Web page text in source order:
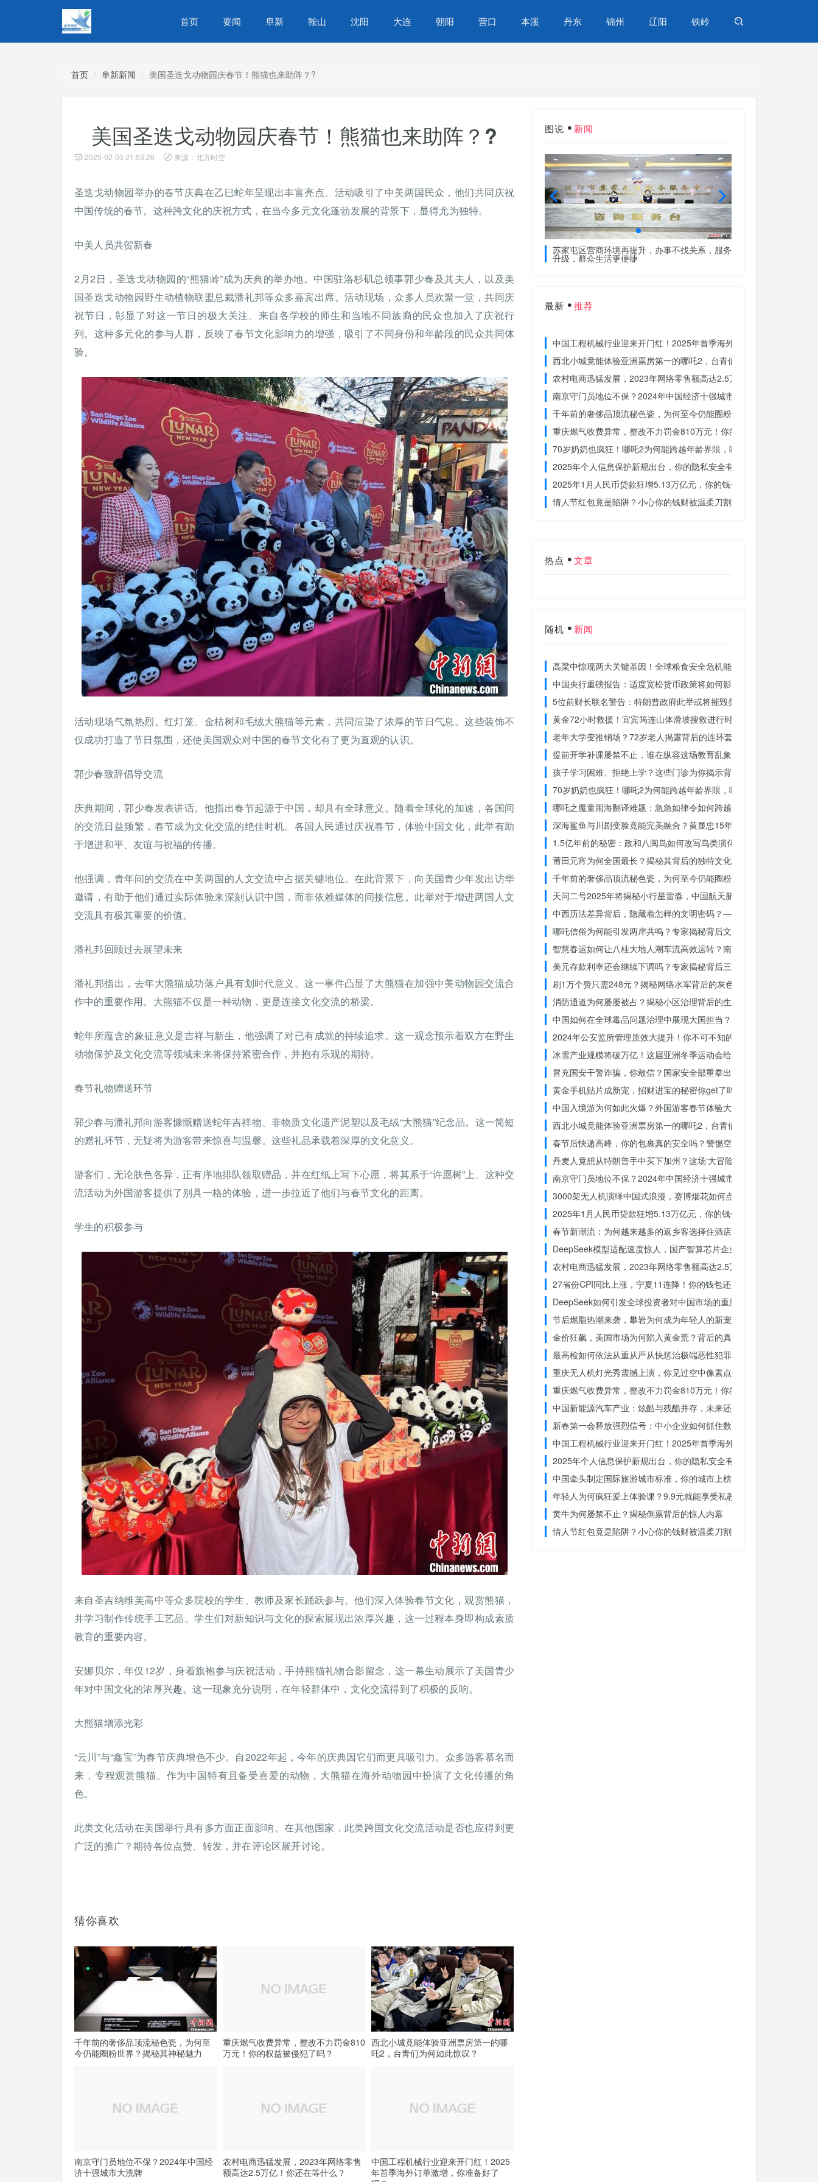
首页 要闻 阜新 鞍山 沈阳 大连 朝阳 营口 本溪 丹东 锦州 辽阳 铁岭
首页 阜新新闻 美国圣迭戈动物园庆春节！熊猫也来助阵？?
美国圣迭戈动物园庆春节！熊猫也来助阵？?
2025-02-03 21:53:26 来源：北方时空
圣迭戈动物园举办的春节庆典在乙巳蛇年呈现出丰富亮点。活动吸引了中美两国民众，他们共同庆祝
中国传统的春节。这种跨文化的庆祝方式，在当今多元文化蓬勃发展的背景下，显得尤为独特。
中美人员共贺新春
2月2日，圣迭戈动物园的“熊猫岭”成为庆典的举办地。中国驻洛杉矶总领事郭少春及其夫人，以及美
国圣迭戈动物园野生动植物联盟总裁潘礼邦等众多嘉宾出席。活动现场，众多人员欢聚一堂，共同庆
祝节日，彰显了对这一节日的极大关注。来自各学校的师生和当地不同族裔的民众也加入了庆祝行
列。这种多元化的参与人群，反映了春节文化影响力的增强，吸引了不同身份和年龄段的民众共同体
验。
活动现场气氛热烈。红灯笼、金桔树和毛绒大熊猫等元素，共同渲染了浓厚的节日气息。这些装饰不
仅成功打造了节日氛围，还使美国观众对中国的春节文化有了更为直观的认识。
郭少春致辞倡导交流
庆典期间，郭少春发表讲话。他指出春节起源于中国，却具有全球意义。随着全球化的加速，各国间
的交流日益频繁，春节成为文化交流的绝佳时机。各国人民通过庆祝春节，体验中国文化，此举有助
于增进和平、友谊与祝福的传播。
他强调，青年间的交流在中美两国的人文交流中占据关键地位。在此背景下，向美国青少年发出访华
邀请，有助于他们通过实际体验来深刻认识中国，而非依赖媒体的间接信息。此举对于增进两国人文
交流具有极其重要的价值。
潘礼邦回顾过去展望未来
潘礼邦指出，去年大熊猫成功落户具有划时代意义。这一事件凸显了大熊猫在加强中美动物园交流合
作中的重要作用。大熊猫不仅是一种动物，更是连接文化交流的桥梁。
蛇年所蕴含的象征意义是吉祥与新生，他强调了对已有成就的持续追求。这一观念预示着双方在野生
动物保护及文化交流等领域未来将保持紧密合作，并抱有乐观的期待。
春节礼物赠送环节
郭少春与潘礼邦向游客慷慨赠送蛇年吉祥物、非物质文化遗产泥塑以及毛绒“大熊猫”纪念品。这一简短
的赠礼环节，无疑将为游客带来惊喜与温馨。这些礼品承载着深厚的文化意义。
游客们，无论肤色各异，正有序地排队领取赠品，并在红纸上写下心愿，将其系于“许愿树”上。这种交
流活动为外国游客提供了别具一格的体验，进一步拉近了他们与春节文化的距离。
学生的积极参与
来自圣吉纳维芙高中等众多院校的学生、教师及家长踊跃参与。他们深入体验春节文化，观赏熊猫，
并学习制作传统手工艺品。学生们对新知识与文化的探索展现出浓厚兴趣，这一过程本身即构成素质
教育的重要内容。
安娜贝尔，年仅12岁，身着旗袍参与庆祝活动，手持熊猫礼物合影留念，这一幕生动展示了美国青少
年对中国文化的浓厚兴趣。这一现象充分说明，在年轻群体中，文化交流得到了积极的反响。
大熊猫增添光彩
“云川”与“鑫宝”为春节庆典增色不少。自2022年起，今年的庆典因它们而更具吸引力。众多游客慕名而
来，专程观赏熊猫。作为中国特有且备受喜爱的动物，大熊猫在海外动物园中扮演了文化传播的角
色。
此类文化活动在美国举行具有多方面正面影响。在其他国家，此类跨国文化交流活动是否也应得到更
广泛的推广？期待各位点赞、转发，并在评论区展开讨论。
猜你喜欢
千年前的奢侈品顶流秘色瓷，为何至
今仍能圈粉世界？揭秘其神秘魅力
重庆燃气收费异常，整改不力罚金810
万元！你的权益被侵犯了吗？
西北小城竟能体验亚洲票房第一的哪
吒2，台青们为何如此惊叹？
南京守门员地位不保？2024年中国经
济十强城市大洗牌
农村电商迅猛发展，2023年网络零售
额高达2.5万亿！你还在等什么？
中国工程机械行业迎来开门红！2025
年首季海外订单激增，你准备好了
图说 新闻
苏家屯区营商环境再提升，办事不找关系，服务
升级，群众生活更便捷
最新 推荐
中国工程机械行业迎来开门红！2025年首季海外订单激增，你准备好
西北小城竟能体验亚洲票房第一的哪吒2，台青们为何如此惊叹？
农村电商迅猛发展，2023年网络零售额高达2.5万亿！你还在等什么？
南京守门员地位不保？2024年中国经济十强城市大洗牌
千年前的奢侈品顶流秘色瓷，为何至今仍能圈粉世界？揭秘其神秘魅力
重庆燃气收费异常，整改不力罚金810万元！你的权益被侵犯了吗？
70岁奶奶也疯狂！哪吒2为何能跨越年龄界限，吸引全民观影？
2025年个人信息保护新规出台，你的隐私安全有保障了吗？
2025年1月人民币贷款狂增5.13万亿元，你的钱包准备好了吗？
情人节红包竟是陷阱？小心你的钱财被温柔刀割走
热点 文章
随机 新闻
高粱中惊现两大关键基因！全球粮食安全危机能否就此终结？
中国央行重磅报告：适度宽松货币政策将如何影响你的消费？
5位前财长联名警告：特朗普政府此举或将摧毁美国信誉？
黄金72小时救援！宜宾筠连山体滑坡搜救进行时，无人机遥感技术助力
老年大学变推销场？72岁老人揭露背后的连环套
提前开学补课屡禁不止，谁在纵容这场教育乱象？
孩子学习困难、拒绝上学？这些门诊为你揭示背后的真相
70岁奶奶也疯狂！哪吒2为何能跨越年龄界限，吸引全民观影？
哪吒之魔童闹海翻译难题：急急如律令如何跨越文化鸿沟？
深海鲨鱼与川剧变脸竟能完美融合？黄显忠15年水下默剧惊艳全场
1.5亿年前的秘密：政和八闽鸟如何改写鸟类演化历史？
莆田元宵为何全国最长？揭秘其背后的独特文化价值
千年前的奢侈品顶流秘色瓷，为何至今仍能圈粉世界？揭秘其神秘魅力
天问二号2025年将揭秘小行星雷淼，中国航天新时代即将开启
中西历法差异背后，隐藏着怎样的文明密码？——专访南京大学周礼
哪吒信俗为何能引发两岸共鸣？专家揭秘背后文化符号的力量
智慧春运如何让八桂大地人潮车流高效运转？南宁铁路枢纽的秘密武
美元存款利率还会继续下调吗？专家揭秘背后三大原因
刷1万个赞只需248元？揭秘网络水军背后的灰色产业链
消防通道为何屡屡被占？揭秘小区治理背后的生命线危机
中国如何在全球毒品问题治理中展现大国担当？揭秘中国方案的独特
2024年公安监所管理质效大提升！你不可不知的法治文明新举措
冰雪产业规模将破万亿！这届亚洲冬季运动会给浙江企业带来哪些商
冒充国安干警诈骗，你敢信？国家安全部重拳出击，犯罪团伙被一网
黄金手机贴片成新宠，招财进宝的秘密你get了吗？
中国入境游为何如此火爆？外国游客春节体验大揭秘
西北小城竟能体验亚洲票房第一的哪吒2，台青们为何如此惊叹？
春节后快递高峰，你的包裹真的安全吗？警惕空包诈骗
丹麦人竟想从特朗普手中买下加州？这场‘大冒险’背后藏着什么秘密
南京守门员地位不保？2024年中国经济十强城市大洗牌
3000架无人机演绎中国式浪漫，赛博烟花如何点亮夜空？
2025年1月人民币贷款狂增5.13万亿元，你的钱包准备好了吗？
春节新潮流：为何越来越多的返乡客选择住酒店而不是家里？
DeepSeek模型适配速度惊人，国产智算芯片企业仅用一周完成！未
农村电商迅猛发展，2023年网络零售额高达2.5万亿！你还在等什么？
27省份CPI同比上涨，宁夏11连降！你的钱包还好吗？
DeepSeek如何引发全球投资者对中国市场的重新评估？
节后燃脂热潮来袭，攀岩为何成为年轻人的新宠？
金价狂飙，美国市场为何陷入黄金荒？背后的真相令人
最高检如何依法从重从严从快惩治极端恶性犯罪？揭秘重大案件背后
重庆无人机灯光秀震撼上演，你见过空中像素点的奇迹吗？
重庆燃气收费异常，整改不力罚金810万元！你的权益被侵犯了吗？
中国新能源汽车产业：炫酷与残酷并存，未来还能走多远？
新春第一会释放强烈信号：中小企业如何抓住数字化转型的机遇？
中国工程机械行业迎来开门红！2025年首季海外订单激增，你准备好
2025年个人信息保护新规出台，你的隐私安全有保障了吗？
中国牵头制定国际旅游城市标准，你的城市上榜了吗？
年轻人为何疯狂爱上体验课？9.9元就能享受私教课的秘密
黄牛为何屡禁不止？揭秘倒票背后的惊人内幕
情人节红包竟是陷阱？小心你的钱财被温柔刀割走